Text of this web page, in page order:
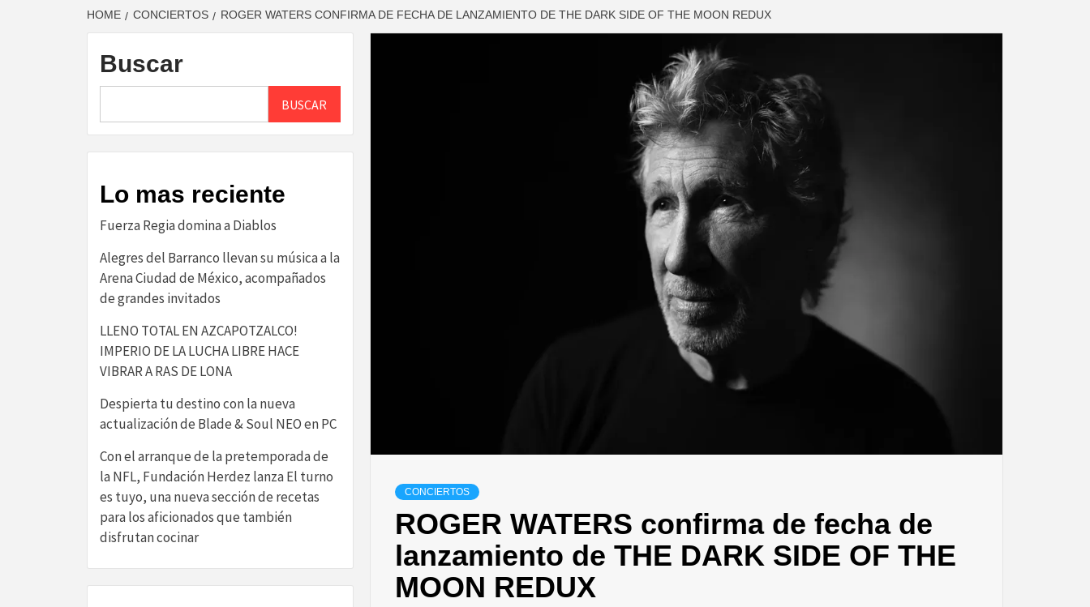
HOME CONCIERTOS ROGER WATERS CONFIRMA DE FECHA DE LANZAMIENTO DE THE DARK SIDE OF THE MOON REDUX
CONCIERTOS
ROGER WATERS confirma de fecha de
lanzamiento de THE DARK SIDE OF THE
MOON REDUX
Buscar
BUSCAR
Lo mas reciente
Fuerza Regia domina a Diablos
Alegres del Barranco llevan su música a la
Arena Ciudad de México, acompañados
de grandes invitados
LLENO TOTAL EN AZCAPOTZALCO!
IMPERIO DE LA LUCHA LIBRE HACE
VIBRAR A RAS DE LONA
Despierta tu destino con la nueva
actualización de Blade & Soul NEO en PC
Con el arranque de la pretemporada de
la NFL, Fundación Herdez lanza El turno
es tuyo, una nueva sección de recetas
para los aficionados que también
disfrutan cocinar